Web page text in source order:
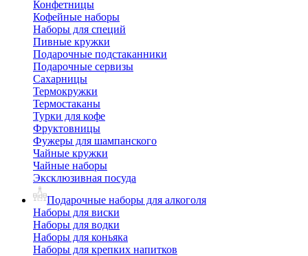
Конфетницы
Кофейные наборы
Наборы для специй
Пивные кружки
Подарочные подстаканники
Подарочные сервизы
Сахарницы
Термокружки
Термостаканы
Турки для кофе
Фруктовницы
Фужеры для шампанского
Чайные кружки
Чайные наборы
Эксклюзивная посуда
Подарочные наборы для алкоголя
Наборы для виски
Наборы для водки
Наборы для коньяка
Наборы для крепких напитков